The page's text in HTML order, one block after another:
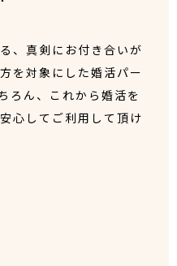
、真剣にお付き合いが
を対象にした婚活パー
ろん、これから婚活を
心してご利用して頂け